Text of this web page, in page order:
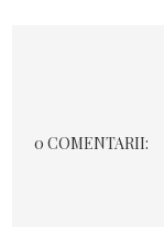
0 COMENTARII: